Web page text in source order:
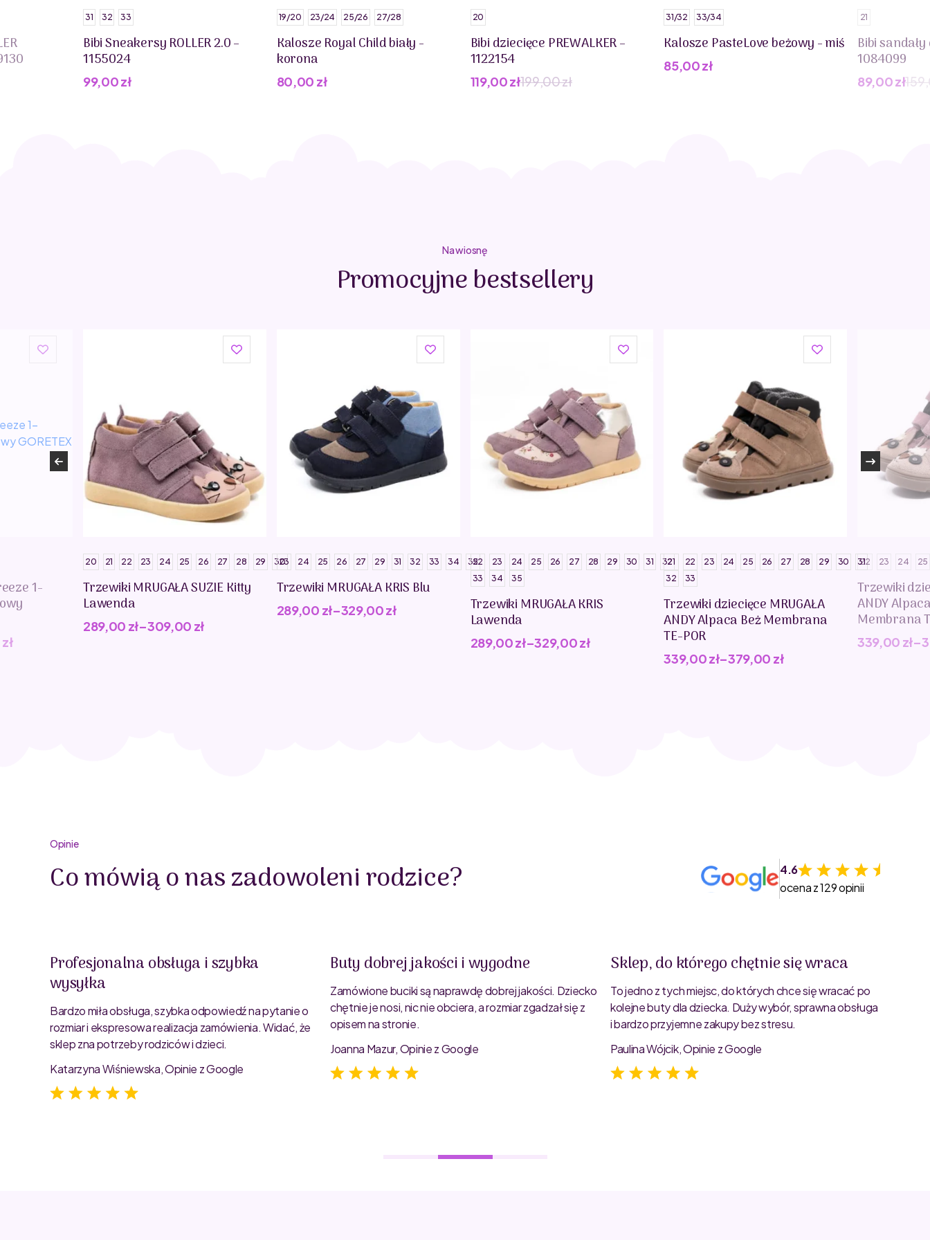
31 32 33
Bibi Sneakersy ROLLER 2.0 –
1155024
99,00zł
19/20 23/24 25/26 27/28
Kalosze Royal Child biały -
korona
80,00 zł
20
Bibi dziecięce PREWALKER –
1122154
199,00zł
Pierwotna
119,00zł
Aktualna
31/32 33/34
Kalosze PasteLove beżowy - miś
85,00zł
21
Bibi sandały
1084099
Pierwotna
89,00zł
Aktualna
Na wiosnę
Promocyjne bestsellery
1-
zł
20 21 22 23 24 25 26 27 28 29 30
Trzewiki MRUGAŁA SUZIE Kitty
Lawenda
289,00 zł–309,00 zł
23 24 25 26 27 29 31 32 33 34 35
Trzewiki MRUGAŁA KRIS Blu
289,00 zł–329,00zł
22 23 24 25 26 27 28 29 30 31
32
33
34 35
Trzewiki MRUGAŁA KRIS
Lawenda
289,00zł–329,00zł
21 22 23 24 25 26 27 28 29 30
31
32
33
Trzewiki dziecięce MRUGAŁA
ANDY Alpaca Beż Membrana
TE-POR
339,00zł–379,00 zł
22 23 24 25
Trzewiki
ANDY
Membrana
339,00 zł–
Opinie
Co mówią o nas zadowoleni rodzice?
4.6
ocena z 129 opinii
Profesjonalna obsługa i szybka
wysyłka
Bardzo miła obsługa, szybka odpowiedź na pytanie o
rozmiar i ekspresowa realizacja zamówienia. Widać, że
sklep zna potrzeby rodziców i dzieci.
Katarzyna Wiśniewska, Opinie z Google
Buty dobrej jakości i wygodne
Zamówione buciki są naprawdę dobrej jakości. Dziecko
chętnie je nosi, nic nie obciera, a rozmiar zgadzał się z
opisem na stronie.
Joanna Mazur, Opinie z Google
Sklep, do którego chętnie się wraca
To jedno z tych miejsc, do których chce się wracać po
kolejne buty dla dziecka. Duży wybór, sprawna obsługa
i bardzo przyjemne zakupy bez stresu.
Paulina Wójcik, Opinie z Google